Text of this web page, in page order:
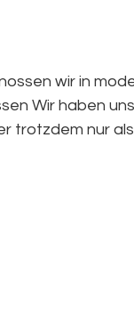
wir in
Wir haben
trotzdem nur